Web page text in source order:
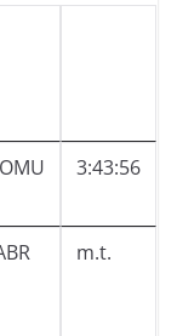
3:43:56
m.t.